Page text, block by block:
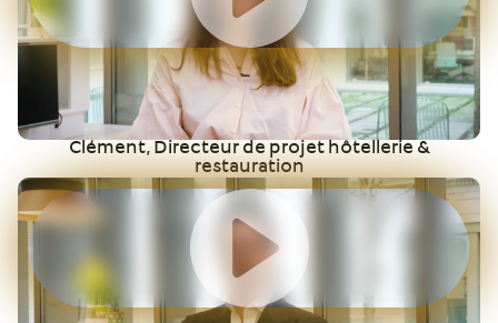
Clément, Directeur de projet hôtellerie &
restauration